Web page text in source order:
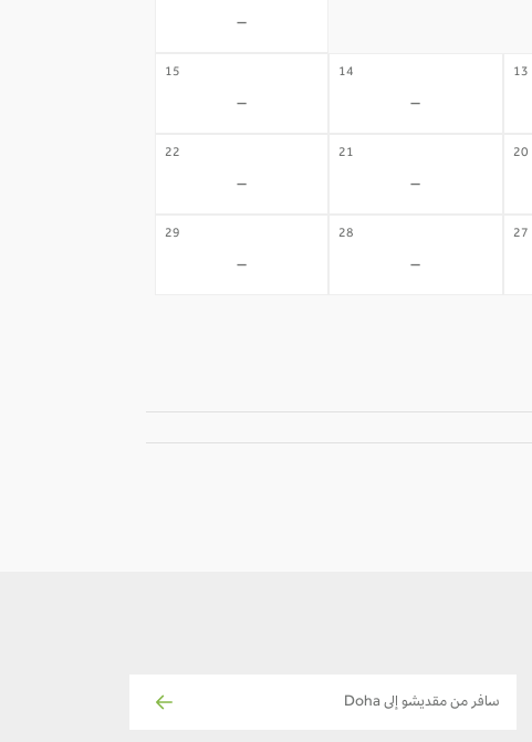
-
13
14
-
15
-
20
21
-
22
-
27
28
-
29
-
سافر من مقديشو إلى Doha